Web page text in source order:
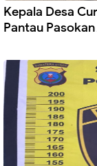
Kepala Desa
Pantau